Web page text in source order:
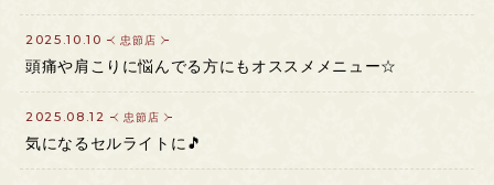
2025.10.10 忠節店
頭痛や肩こりに悩んでる方にもオススメメニュー☆
2025.08.12 忠節店
気になるセルライトに🎵